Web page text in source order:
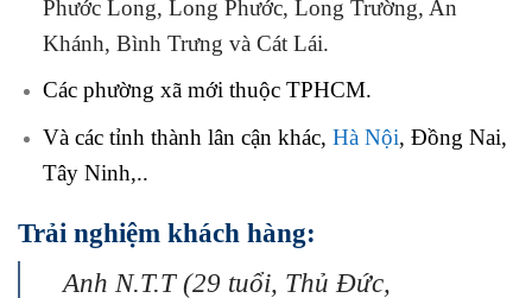
Phước Long, Long Phước, Long Trường, An
Khánh, Bình Trưng và Cát Lái.
Các phường xã mới thuộc TPHCM.
Và các tỉnh thành lân cận khác, Hà Nội, Đồng Nai,
Tây Ninh,..
Trải nghiệm khách hàng:
Anh N.T.T (29 tuổi, Thủ Đức,